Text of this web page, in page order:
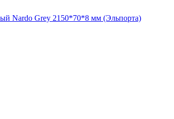
Nardo Grey 2150*70*8 мм (Эльпорта)